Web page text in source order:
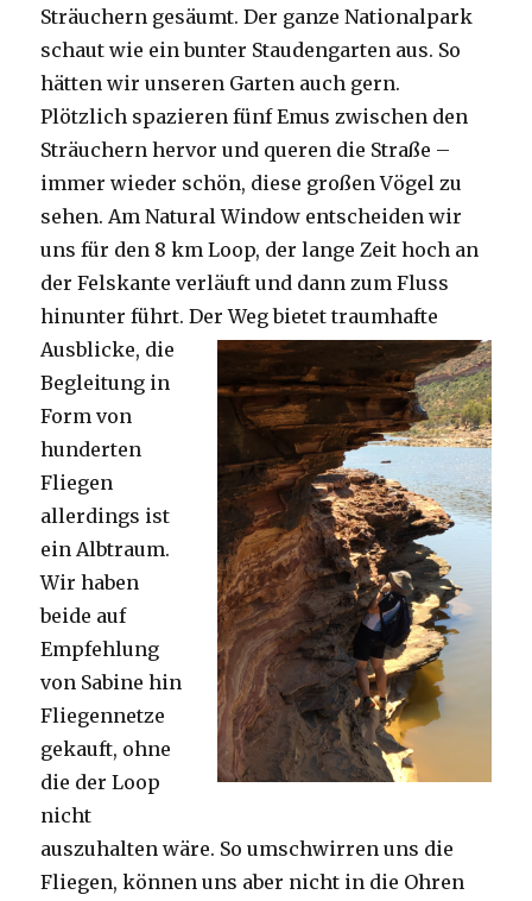
Sträuchern gesäumt. Der ganze Nationalpark
schaut wie ein bunter Staudengarten aus. So
hätten wir unseren Garten auch gern.
Plötzlich spazieren fünf Emus zwischen den
Sträuchern hervor und queren die Straße –
immer wieder schön, diese großen Vögel zu
sehen. Am Natural Window entscheiden wir
uns für den 8 km Loop, der lange Zeit hoch an
der Felskante verläuft und dann zum Fluss
hinunter führt. Der Weg bietet traumhafte
Ausblicke, die
Begleitung in
Form von
hunderten
Fliegen
allerdings ist
ein Albtraum.
Wir haben
beide auf
Empfehlung
von Sabine hin
Fliegennetze
gekauft, ohne
die der Loop
nicht
auszuhalten wäre. So umschwirren uns die
Fliegen, können uns aber nicht in die Ohren